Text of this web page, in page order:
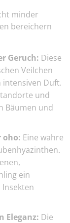
minder
bereichern
Geruch: Diese
Veilchen
Duft.
und
Bäumen und
oho: Eine wahre
ein
Eleganz: Die